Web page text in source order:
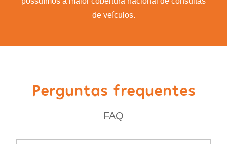
de veículos.
Perguntas frequentes
FAQ